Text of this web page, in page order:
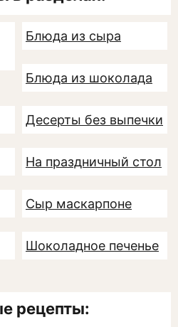
Блюда из сыра
Блюда из шоколада
Десерты без выпечки
На праздничный стол
Сыр маскарпоне
Шоколадное печенье
рецепты: